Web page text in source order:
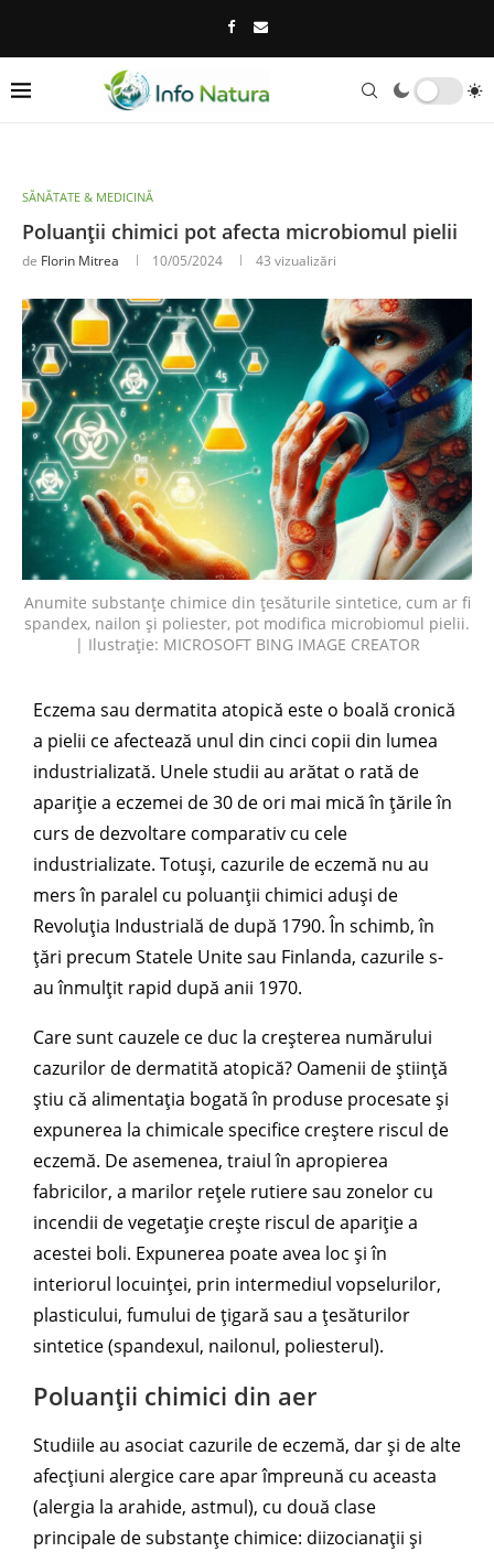
SĂNĂTATE & MEDICINĂ
Poluanții chimici pot afecta microbiomul pielii
de Florin Mitrea 10/05/2024 43 vizualizări
Anumite substanțe chimice din țesăturile sintetice, cum ar fi
spandex, nailon și poliester, pot modifica microbiomul pielii.
| Ilustrație: MICROSOFT BING IMAGE CREATOR
Eczema sau dermatita atopică este o boală cronică
a pielii ce afectează unul din cinci copii din lumea
industrializată. Unele studii au arătat o rată de
apariție a eczemei de 30 de ori mai mică în țările în
curs de dezvoltare comparativ cu cele
industrializate. Totuși, cazurile de eczemă nu au
mers în paralel cu poluanții chimici aduși de
Revoluția Industrială de după 1790. În schimb, în
țări precum Statele Unite sau Finlanda, cazurile s-
au înmulțit rapid după anii 1970.
Care sunt cauzele ce duc la creșterea numărului
cazurilor de dermatită atopică? Oamenii de știință
știu că alimentația bogată în produse procesate și
expunerea la chimicale specifice creștere riscul de
eczemă. De asemenea, traiul în apropierea
fabricilor, a marilor rețele rutiere sau zonelor cu
incendii de vegetație crește riscul de apariție a
acestei boli. Expunerea poate avea loc și în
interiorul locuinței, prin intermediul vopselurilor,
plasticului, fumului de țigară sau a țesăturilor
sintetice (spandexul, nailonul, poliesterul).
Poluanții chimici din aer
Studiile au asociat cazurile de eczemă, dar și de alte
afecțiuni alergice care apar împreună cu aceasta
(alergia la arahide, astmul), cu două clase
principale de substanțe chimice: diizocianații și